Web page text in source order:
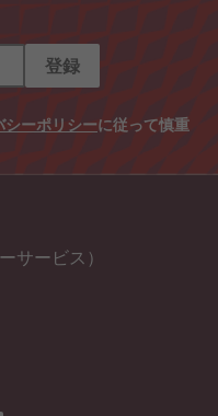
登録
シーポリシーに従って慎重
サービス）